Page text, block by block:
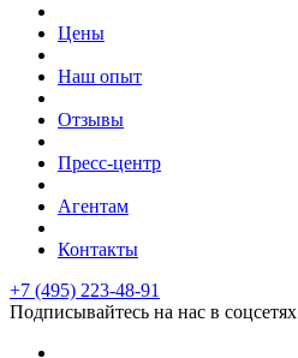
Цены
Наш опыт
Отзывы
Пресс-центр
Агентам
Контакты
+7 (495) 223-48-91
Подписывайтесь на нас в соцсетях